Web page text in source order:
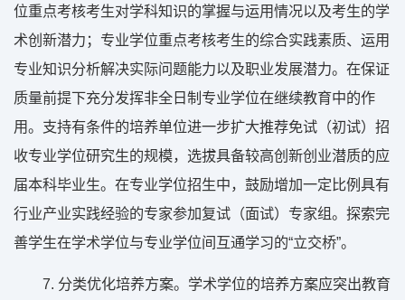
位重点考核考生对学科知识的掌握与运用情况以及考生的学
术创新潜力；专业学位重点考核考生的综合实践素质、运用
专业知识分析解决实际问题能力以及职业发展潜力。在保证
质量前提下充分发挥非全日制专业学位在继续教育中的作
用。支持有条件的培养单位进一步扩大推荐免试（初试）招
收专业学位研究生的规模，选拔具备较高创新创业潜质的应
届本科毕业生。在专业学位招生中，鼓励增加一定比例具有
行业产业实践经验的专家参加复试（面试）专家组。探索完
善学生在学术学位与专业学位间互通学习的“立交桥”。
7. 分类优化培养方案。学术学位的培养方案应突出教育